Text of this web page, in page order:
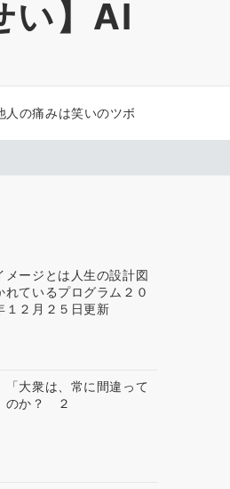
い】AI
人の痛みは笑いのツボ
メージとは人生の設計図
れているプログラム２０
１２月２５日更新
大衆は、常に間違って
のか？ ２